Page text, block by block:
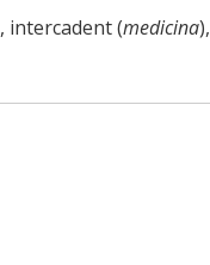
, intercadent (medicina),